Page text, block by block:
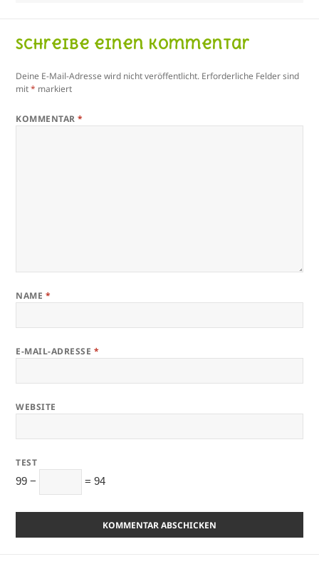
Schreibe einen Kommentar
Deine E-Mail-Adresse wird nicht veröffentlicht. Erforderliche Felder sind
mit* markiert
KOMMENTAR*
NAME *
E-MAIL-ADRESSE *
WEBSITE
TEST
99 −
= 94